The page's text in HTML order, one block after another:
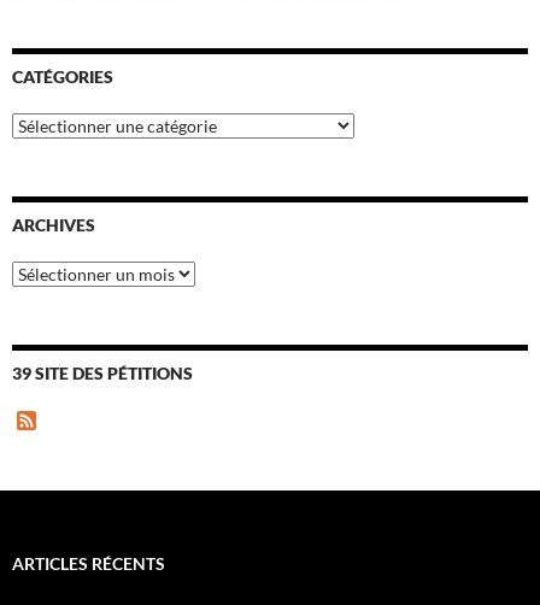
CATÉGORIES
Catégories
ARCHIVES
Archives
39 SITE DES PÉTITIONS
ARTICLES RÉCENTS